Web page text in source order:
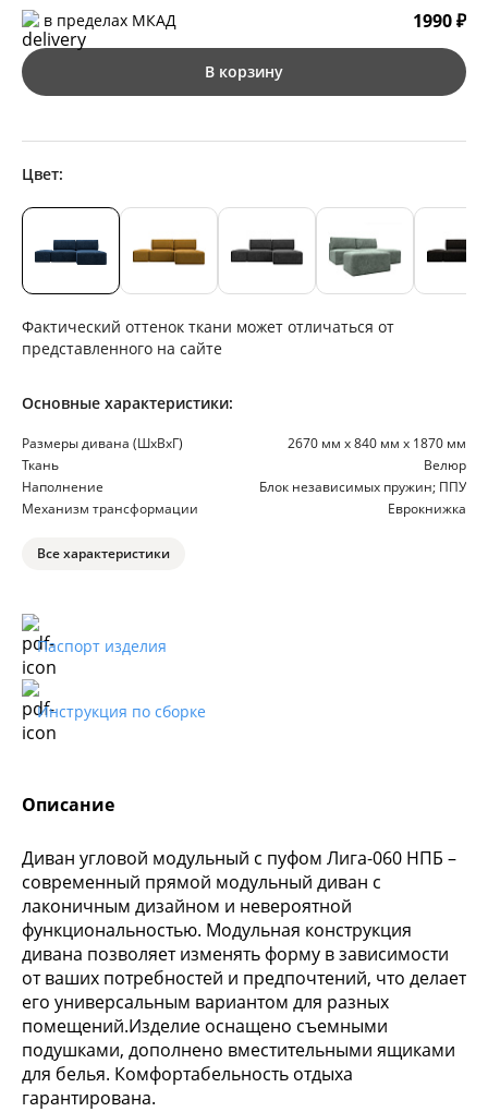
Описание
Диван угловой модульный с пуфом Лига-060 НПБ –
современный прямой модульный диван с
лаконичным дизайном и невероятной
функциональностью. Модульная конструкция
дивана позволяет изменять форму в зависимости
от ваших потребностей и предпочтений, что делает
его универсальным вариантом для разных
помещений.Изделие оснащено съемными
подушками, дополнено вместительными ящиками
для белья. Комфортабельность отдыха
гарантирована.
в пределах МКАД 1990 ₽
В корзину
Цвет:
Фактический оттенок ткани может отличаться от
представленного на сайте
Основные характеристики:
Размеры дивана (ШхВхГ)
2670 мм х 840 мм х 1870 мм
Ткань
Велюр
Наполнение
Блок независимых пружин; ППУ
Механизм трансформации
Еврокнижка
Все характеристики
Паспорт изделия
Инструкция по сборке